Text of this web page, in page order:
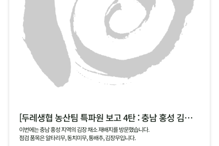
[두레생협 농산팀 특파원 보고 4탄 : 충남 홍성 김장 채소 필지 점검 현황 공유]
이번에는 충남 홍성 지역의 김장 채소 재배지를 방문했습니다.
점검 품목은 알타리무, 동치미무, 통배추, 김장무입니다.